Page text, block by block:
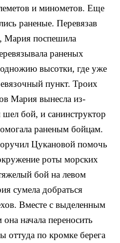
и минометов. Еще
раненые. Перевязав
Мария поспешила
раненых
высотки, где уже
пункт. Троих
Мария вынесла из-
бой, и санинструктор
раненым бойцам.
Цукановой помочь
роты морских
бой на левом
сумела добраться
Вместе с выделенным
начала переносить
по кромке берега